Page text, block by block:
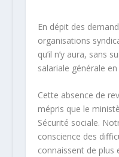
En dépit des
organisations
qu’il n’y aura, sans
salariale générale en
Cette absence de
mépris que le
Sécurité sociale.
conscience des
connaissent de plus